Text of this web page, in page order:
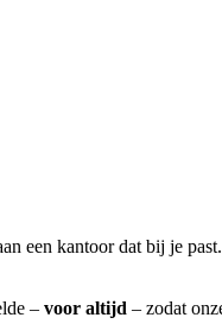
een kantoor dat bij je past.
– voor altijd – zodat